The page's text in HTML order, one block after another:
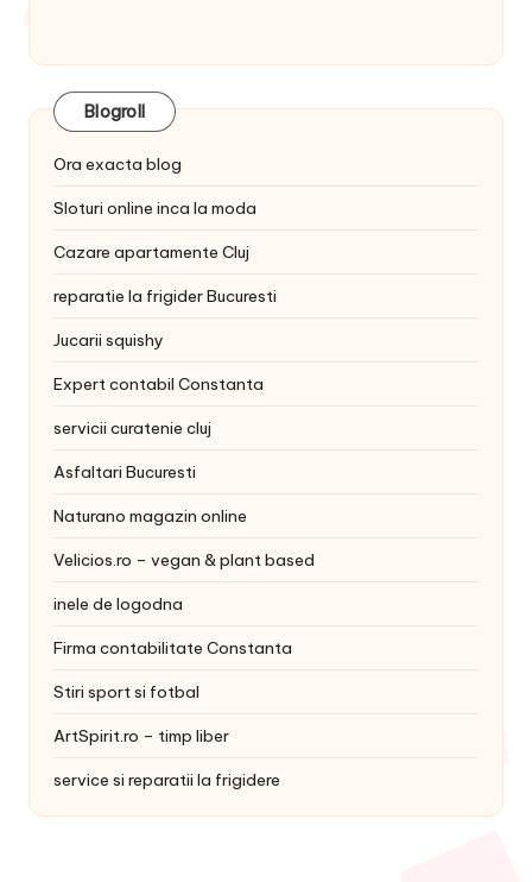
Blogroll
Ora exacta blog
Sloturi online inca la moda
Cazare apartamente Cluj
reparatie la frigider Bucuresti
Jucarii squishy
Expert contabil Constanta
servicii curatenie cluj
Asfaltari Bucuresti
Naturano magazin online
Velicios.ro – vegan & plant based
inele de logodna
Firma contabilitate Constanta
Stiri sport si fotbal
ArtSpirit.ro – timp liber
service si reparatii la frigidere